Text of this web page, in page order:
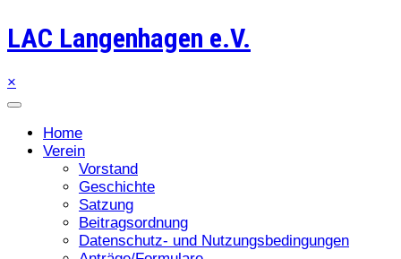
LAC Langenhagen e.V.
×
Home
Verein
Vorstand
Geschichte
Satzung
Beitragsordnung
Datenschutz- und Nutzungsbedingungen